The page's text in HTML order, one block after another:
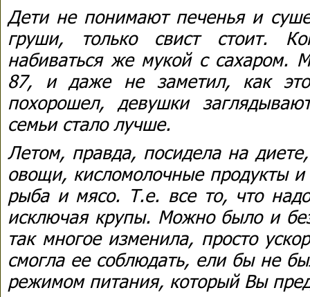
Дети не понимают печенья и
груши, только свист стоит.
набиваться же мукой с сахаром.
87, и даже не заметил, как это
похорошел, девушки
семьи стало лучше.
Летом, правда, посидела на
овощи, кисломолочные продукты
рыба и мясо. Т.е. все то, что
исключая крупы. Можно было и
так многое изменила, просто
смогла ее соблюдать, ели бы не
режимом питания, который Вы